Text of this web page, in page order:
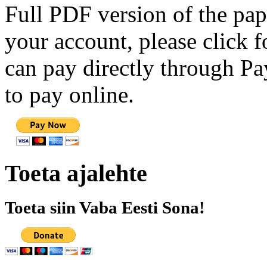
Full PDF version of the
your account, please click
can pay directly through
to pay online.
Toeta ajalehte
Toeta siin Vaba Eesti Sona!